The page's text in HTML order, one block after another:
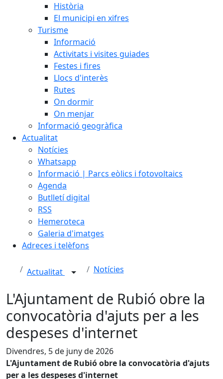
Història
El municipi en xifres
Turisme
Informació
Activitats i visites guiades
Festes i fires
Llocs d'interès
Rutes
On dormir
On menjar
Informació geogràfica
Actualitat
Notícies
Whatsapp
Informació | Parcs eòlics i fotovoltaics
Agenda
Butlletí digital
RSS
Hemeroteca
Galeria d'imatges
Adreces i telèfons
Actualitat Notícies
L'Ajuntament de Rubió obre la
convocatòria d'ajuts per a les
despeses d'internet
Divendres, 5 de juny de 2026
L'Ajuntament de Rubió obre la convocatòria d'ajuts
per a les despeses d'internet